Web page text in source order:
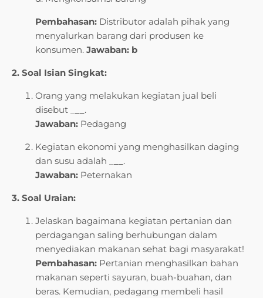
Pembahasan: Distributor adalah pihak yang
menyalurkan barang dari produsen ke
konsumen. Jawaban: b
2. Soal Isian Singkat:
Orang yang melakukan kegiatan jual beli
disebut _
.
Jawaban: Pedagang
Kegiatan ekonomi yang menghasilkan daging
dan susu adalah _
.
Jawaban: Peternakan
3. Soal Uraian:
Jelaskan bagaimana kegiatan pertanian dan
perdagangan saling berhubungan dalam
menyediakan makanan sehat bagi masyarakat!
Pembahasan: Pertanian menghasilkan bahan
makanan seperti sayuran, buah-buahan, dan
beras. Kemudian, pedagang membeli hasil